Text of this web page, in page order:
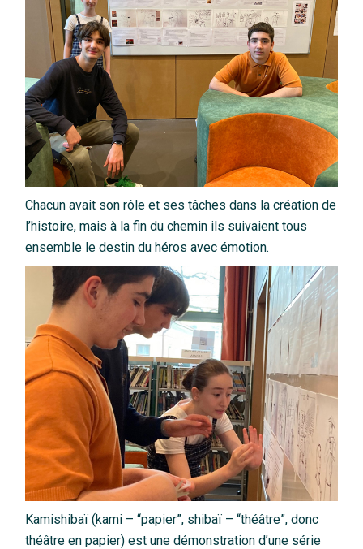
Chacun avait son rôle et ses tâches dans la création de
l’histoire, mais à la fin du chemin ils suivaient tous
ensemble le destin du héros avec émotion.
Kamishibaï (kami – “papier”, shibaï – “théâtre”, donc
théâtre en papier) est une démonstration d’une série